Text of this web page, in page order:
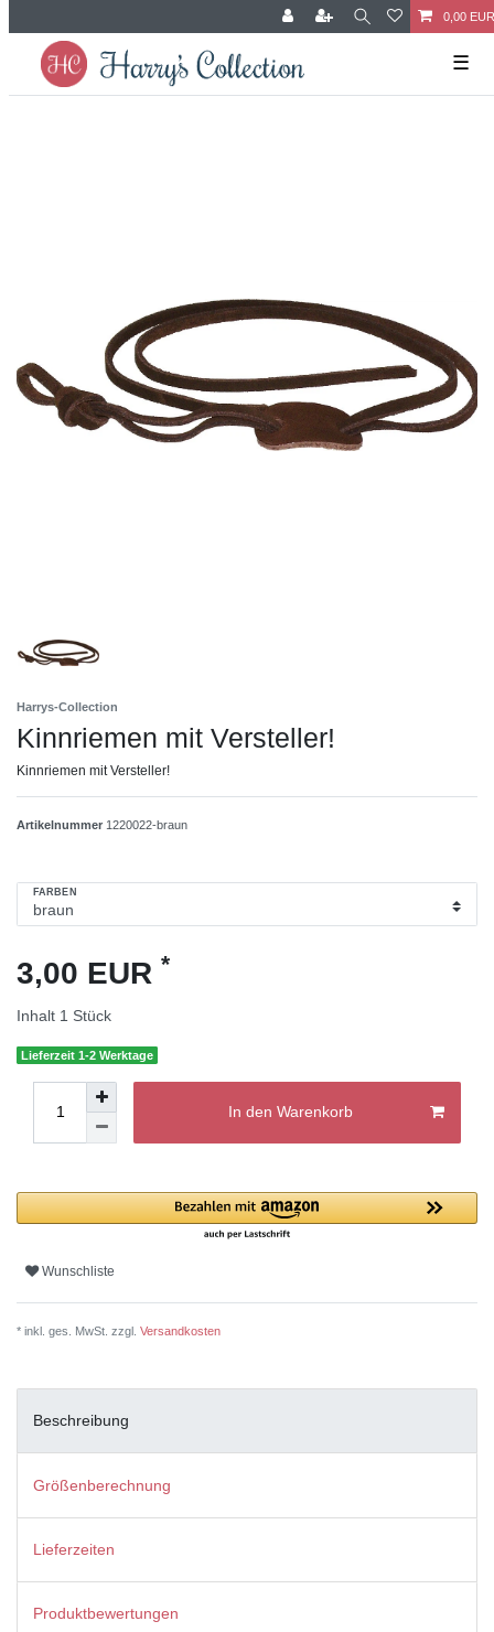
0,00 EUR
☰
Harrys-Collection
Kinnriemen mit Versteller!
Kinnriemen mit Versteller!
Artikelnummer 1220022-braun
FARBEN
3,00 EUR *
Inhalt 1 Stück
Lieferzeit 1-2 Werktage
In den Warenkorb
Wunschliste
* inkl. ges. MwSt. zzgl. Versandkosten
Beschreibung
Größenberechnung
Lieferzeiten
Produktbewertungen